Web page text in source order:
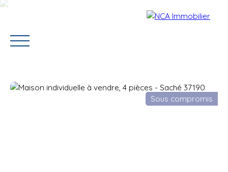
Sous compromis